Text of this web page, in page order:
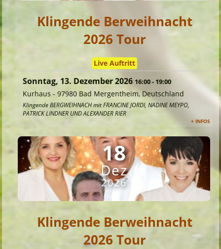
Klingende Berweihnacht
2026 Tour
Live Auftritt
Sonntag, 13. Dezember 2026 16:00- 19:00
Kurhaus-97980 Bad Mergentheim, Deutschland
Klingende BERGWEIHNACH mit FRANCINE JORDI, NADINE MEYPO,
PATRICK LINDNER UND ALEXANDER RIER
+ INFOS
18
Dez
2026
Klingende Berweihnacht
2026 Tour